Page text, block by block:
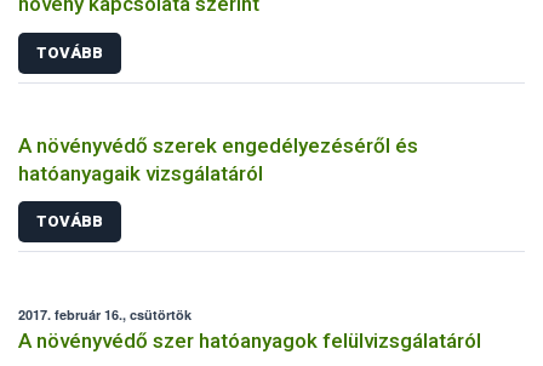
TOVÁBB
A növényvédő szerek engedélyezéséről és
hatóanyagaik vizsgálatáról
TOVÁBB
2017. február 16., csütörtök
A növényvédő szer hatóanyagok felülvizsgálatáról